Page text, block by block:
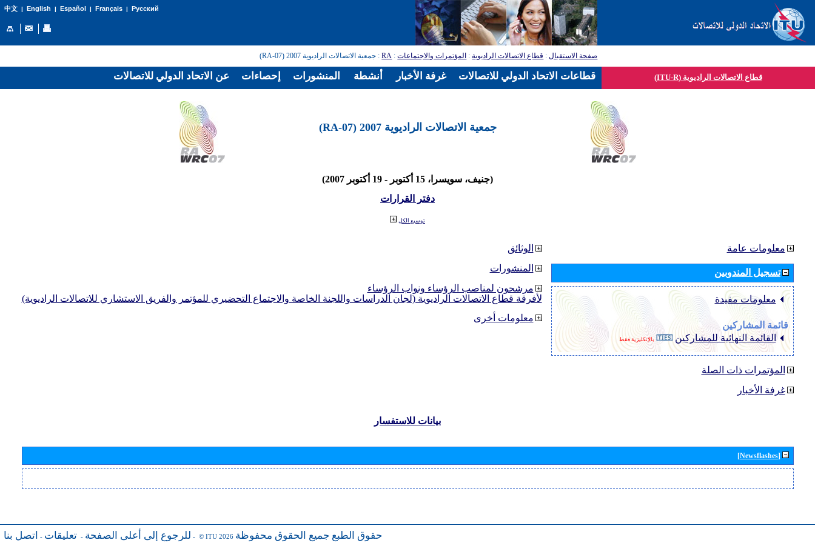
中文| English | Español | Français| Русский
صفحة الاستقبال: قطاع الاتصالات الراديوية: المؤتمرات والاجتماعات:
RA: جمعية الاتصالات الراديوية 2007 (RA-07)
قطاع الاتصالات الراديوية (ITU-R)
جمعية الاتصالات الراديوية 2007 (RA-07)
(جنيف، سويسرا، 15 أكتوبر - 19 أكتوبر 2007)
دفتر القرارات
توسيع الكل
الوثائق
المنشورات
مرشحون لمناصب الرؤساء ونواب الرؤساء
لأفرقة قطاع الاتصالات الراديوية (لجان الدراسات واللجنة الخاصة والاجتماع التحضيري للمؤتمر والفريق الاستشاري للاتصالات الراديوية)
معلومات أخرى
معلومات عامة
تسجيل المندوبين
معلومات مفيدة
قائمة المشاركين
القائمة النهائية للمشاركين
بالإنكليزية فقط
المؤتمرات ذات الصلة
غرفة الأخبار
بيانات للاستفسار
[Newsflashes]
للرجوع إلى أعلى الصفحة - تعليقات - اتصل بنا - © ITU 2026 حقوق الطبع جميع الحقوق محفوظة
عن الاتحاد الدولي للاتصالات إحصاءات المنشورات أنشطة غرفة الأخبار قطاعات الاتحاد الدولي للاتصالات